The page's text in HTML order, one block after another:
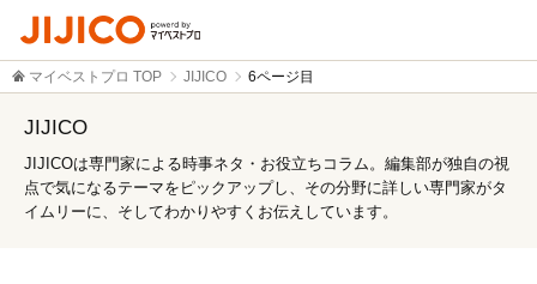
マイベストプロ TOP JIJICO 6ページ目
JIJICO
JIJICOは専門家による時事ネタ・お役立ちコラム。編集部が独自の視
点で気になるテーマをピックアップし、その分野に詳しい専門家がタ
イムリーに、そしてわかりやすくお伝えしています。